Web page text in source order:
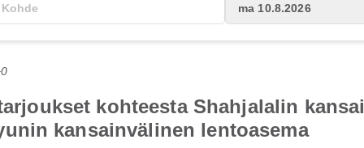
ma 10.8.2026
kohteesta Shahjalalin
kansainvälinen lentoasema